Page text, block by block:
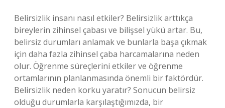
Belirsizlik insanı nasıl etkiler? Belirsizlik arttıkça
bireylerin zihinsel çabası ve bilişsel yükü artar. Bu,
belirsiz durumları anlamak ve bunlarla başa çıkmak
için daha fazla zihinsel çaba harcamalarına neden
olur. Öğrenme süreçlerini etkiler ve öğrenme
ortamlarının planlanmasında önemli bir faktördür.
Belirsizlik neden korku yaratır? Sonucun belirsiz
olduğu durumlarla karşılaştığımızda, bir